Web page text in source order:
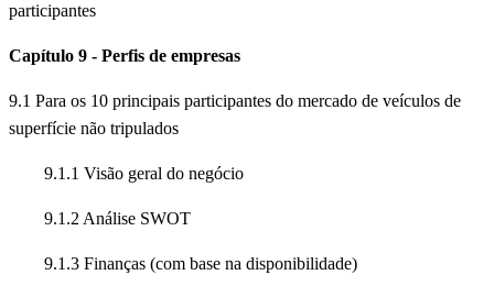
participantes
Capítulo 9 - Perfis de empresas
9.1 Para os 10 principais participantes do mercado de veículos de
superfície não tripulados
9.1.1 Visão geral do negócio
9.1.2 Análise SWOT
9.1.3 Finanças (com base na disponibilidade)